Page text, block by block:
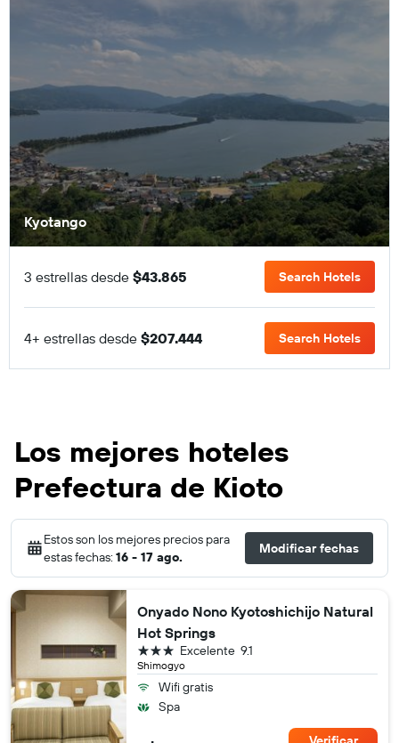
Kyotango
3 estrellas desde $43.865 Search Hotels
4+ estrellas desde $207.444 Search Hotels
Los mejores hoteles
Prefectura de Kioto
Estos son los mejores precios para
estas fechas: 16 - 17 ago.
Modificar fechas
Onyado Nono Kyotoshichijo Natural
Hot Springs
Shimogyo
9.1
Excelente
3 estrellas
Wifi gratis
Spa